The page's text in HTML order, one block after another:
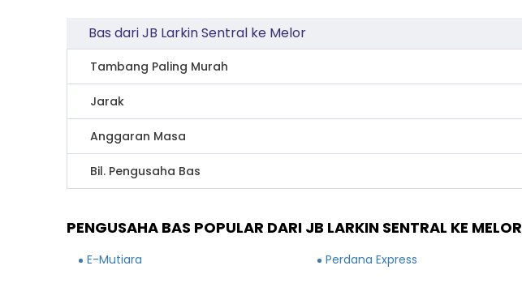
Bas dari JB Larkin Sentral ke Melor
Tambang Paling Murah
Jarak
Anggaran Masa
Bil. Pengusaha Bas
PENGUSAHA BAS POPULAR DARI JB LARKIN SENTRAL KE MELOR
E-Mutiara Perdana Express